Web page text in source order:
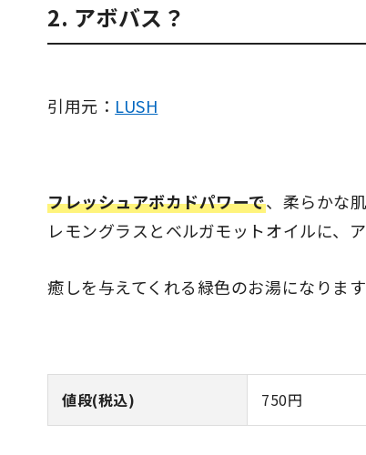
2. アボバス？
引用元： LUSH
フレッシュアボカドパワーで、柔らかな
レモングラスとベルガモットオイルに、
癒しを与えてくれる緑色のお湯になります
値段(税込) 750円